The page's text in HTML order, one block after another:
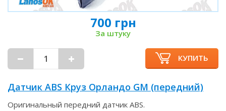
700 грн
За штуку
КУПИТЬ
Датчик ABS Круз Орландо GM (передний)
Оригинальный передний датчик ABS.